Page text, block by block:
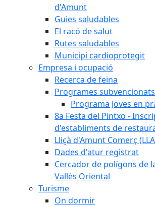
d'Amunt
Guies saludables
El racó de salut
Rutes saludables
Municipi cardioprotegit
Empresa i ocupació
Recerca de feina
Programes
Programa Joves en
8a Festa del Pintxo -
d'establiments de
Lliçà d'Amunt Comerç
Dades d'atur registrat
Cercador de polígons de
Vallès Oriental
Turisme
On dormir